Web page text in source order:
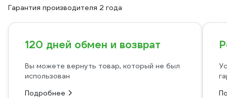
Гарантия производителя 2 года
120 дней обмен и возврат
Вы можете вернуть товар, который не был
использован
Подробнее